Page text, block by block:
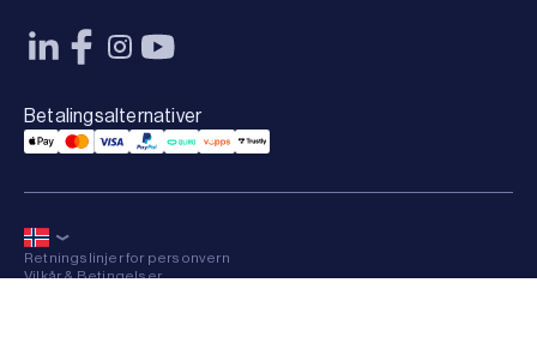
Betalingsalternativer
Applepay Payment
Mastercard Payment
Visa Payment
Paypal Payment
Qliro Payment
Vipps Payment
Trustly Payment
Retningslinjer for personvern
Vilkår & Betingelser